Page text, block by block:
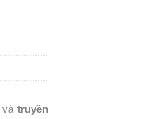
vàtruyền